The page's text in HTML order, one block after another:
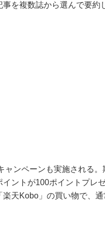
を複数誌から選んで要約
ンペーンも実施される。
イントが100ポイントプレ
天Kobo」の買い物で、